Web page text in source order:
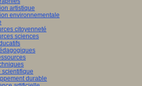
artistique
environnementale
citoyenneté
sciences
scientifique
durable